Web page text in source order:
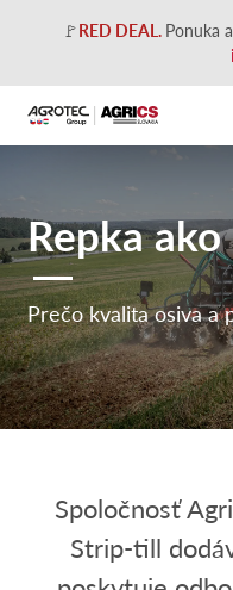
🚩RED DEAL. Ponuka
Repka
Prečo kvalita osiva a
Spoločnosť
Strip-till